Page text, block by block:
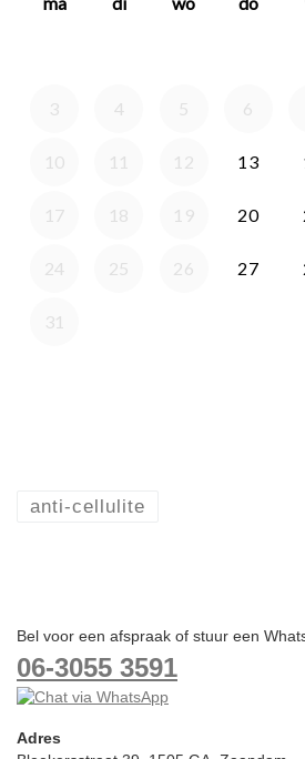
anti-cellulite
Bel voor een afspraak of stuur een
06-3055 3591
Adres